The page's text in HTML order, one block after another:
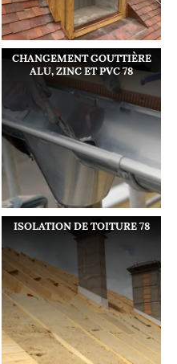
CHANGEMENT GOUTTIÈRE
ALU, ZINC ET PVC 78
ISOLATION DE TOITURE 78